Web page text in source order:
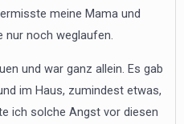
meine Mama und
nur noch weglaufen.
und war ganz allein. Es gab
im Haus, zumindest etwas,
ich solche Angst vor diesen